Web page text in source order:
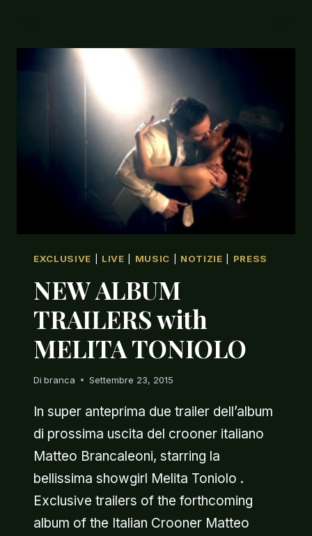
UNA
LEGGENDA
EXCLUSIVE LIVE MUSIC NOTIZIE PRESS
NEW ALBUM
TRAILERS with
MELITA TONIOLO
Di branca Settembre 23, 2015
In super anteprima due trailer dell’album
di prossima uscita del crooner italiano
Matteo Brancaleoni, starring la
bellissima showgirl Melita Toniolo .
Exclusive trailers of the forthcoming
album of the Italian Crooner Matteo